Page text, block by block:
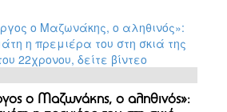
ο Μαζωνάκης, ο αληθινός»: